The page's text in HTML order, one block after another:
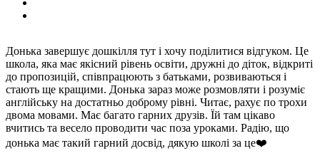
Донька завершує дошкілля тут і хочу поділитися відгуком. Це
школа, яка має якісний рівень освіти, дружні до діток, відкриті
до пропозицій, співпрацюють з батьками, розвиваються і
стають ще кращими. Донька зараз може розмовляти і розуміє
англійську на достатньо доброму рівні. Читає, рахує по трохи
двома мовами. Має багато гарних друзів. Їй там цікаво
вчитись та весело проводити час поза уроками. Радію, що
донька має такий гарний досвід, дякую школі за це❤️